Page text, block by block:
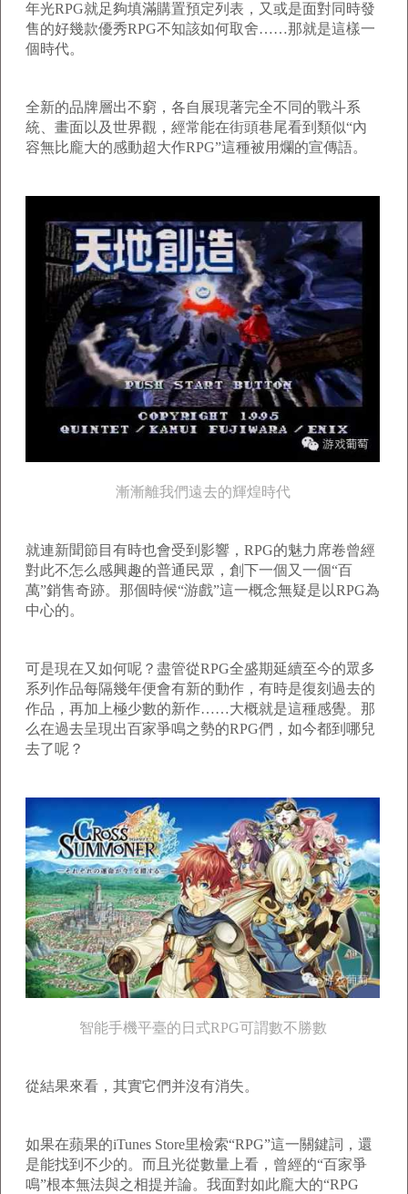
年光RPG就足夠填滿購置預定列表，又或是面對同時發
售的好幾款優秀RPG不知該如何取舍……那就是這樣一
個時代。
全新的品牌層出不窮，各自展現著完全不同的戰斗系
統、畫面以及世界觀，經常能在街頭巷尾看到類似“內
容無比龐大的感動超大作RPG”這種被用爛的宣傳語。
漸漸離我們遠去的輝煌時代
就連新聞節目有時也會受到影響，RPG的魅力席卷曾經
對此不怎么感興趣的普通民眾，創下一個又一個“百
萬”銷售奇跡。那個時候“游戲”這一概念無疑是以RPG為
中心的。
可是現在又如何呢？盡管從RPG全盛期延續至今的眾多
系列作品每隔幾年便會有新的動作，有時是復刻過去的
作品，再加上極少數的新作……大概就是這種感覺。那
么在過去呈現出百家爭鳴之勢的RPG們，如今都到哪兒
去了呢？
智能手機平臺的日式RPG可謂數不勝數
從結果來看，其實它們并沒有消失。
如果在蘋果的iTunes Store里檢索“RPG”這一關鍵詞，還
是能找到不少的。而且光從數量上看，曾經的“百家爭
鳴”根本無法與之相提并論。我面對如此龐大的“RPG